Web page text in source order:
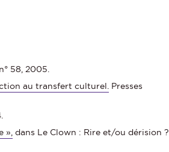
58, 2005.
au transfert culturel. Presses
», dans Le Clown : Rire et/ou dérision ?,